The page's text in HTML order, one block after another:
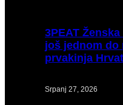
3PEAT Ženska
još jednom do
prvakinja
Srpanj 27, 2026